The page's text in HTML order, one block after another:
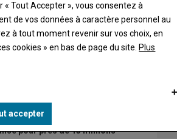
l'Urssaf Poitou-Charentes.
pour près de 13millions
« Tout Accepter », vous consentez à
de vos données à caractère personnel au
à tout moment revenir sur vos choix, en
cookies » en bas de page du site. Plus
accepter